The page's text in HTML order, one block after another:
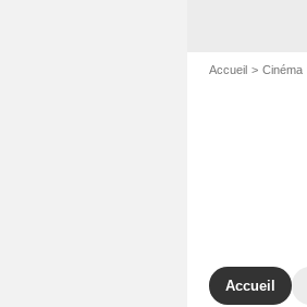
Accueil Cinéma
Accueil